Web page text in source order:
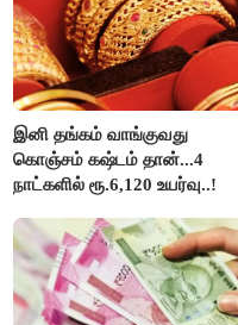
இனி தங்கம் வாங்குவது
கொஞ்சம் கஷ்டம் தான்...4
நாட்களில் ரூ.6,120 உயர்வு..!